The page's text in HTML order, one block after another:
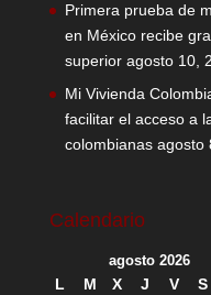
Primera prueba de
en México recibe
superior agosto 10,
Mi Vivienda
facilitar el acceso a
colombianas agosto
Calendario
agosto 2026
L M X J V S